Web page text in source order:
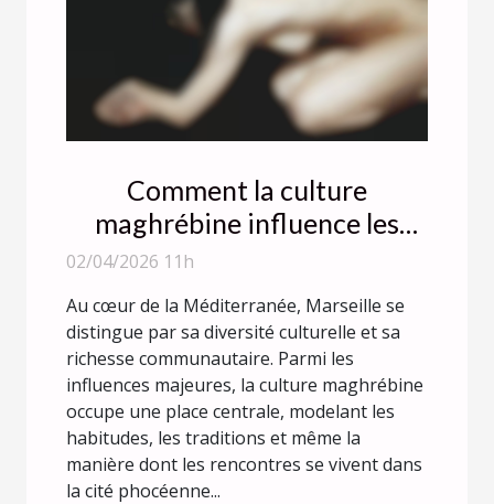
Comment la culture
maghrébine influence les
rencontres à Marseille ?
02/04/2026 11h
Au cœur de la Méditerranée, Marseille se
distingue par sa diversité culturelle et sa
richesse communautaire. Parmi les
influences majeures, la culture maghrébine
occupe une place centrale, modelant les
habitudes, les traditions et même la
manière dont les rencontres se vivent dans
la cité phocéenne...